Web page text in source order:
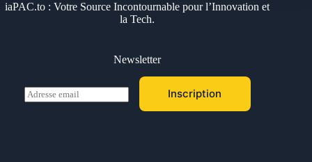
iaPAC.to : Votre Source Incontournable pour l’Innovation et
la Tech.
Newsletter
E
m
Inscription